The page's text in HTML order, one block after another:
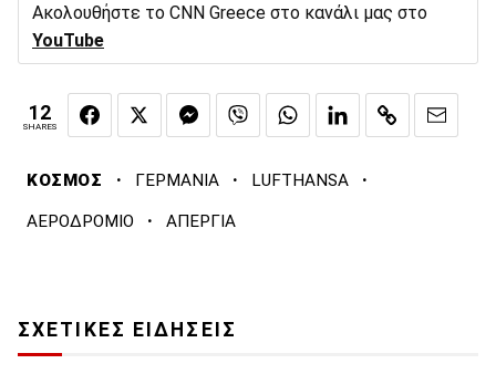
Ακολουθήστε το CNN Greece στο κανάλι μας στο
YouTube
12
SHARES
ΚΟΣΜΟΣ · ΓΕΡΜΑΝΙΑ · LUFTHANSA ·
ΑΕΡΟΔΡΟΜΙΟ · ΑΠΕΡΓΙΑ
ΣΧΕΤΙΚΕΣ ΕΙΔΗΣΕΙΣ